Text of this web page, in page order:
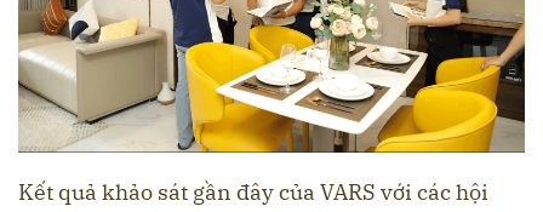
Kết quả khảo sát gần đây của VARS với các hội